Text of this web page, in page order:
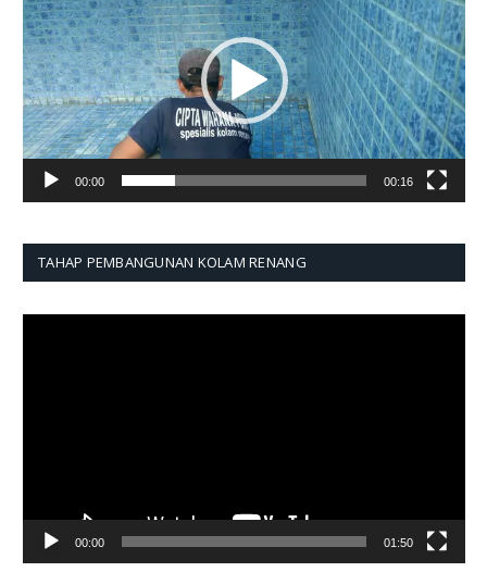
00:00 00:16
TAHAP PEMBANGUNAN KOLAM RENANG
00:00 01:50